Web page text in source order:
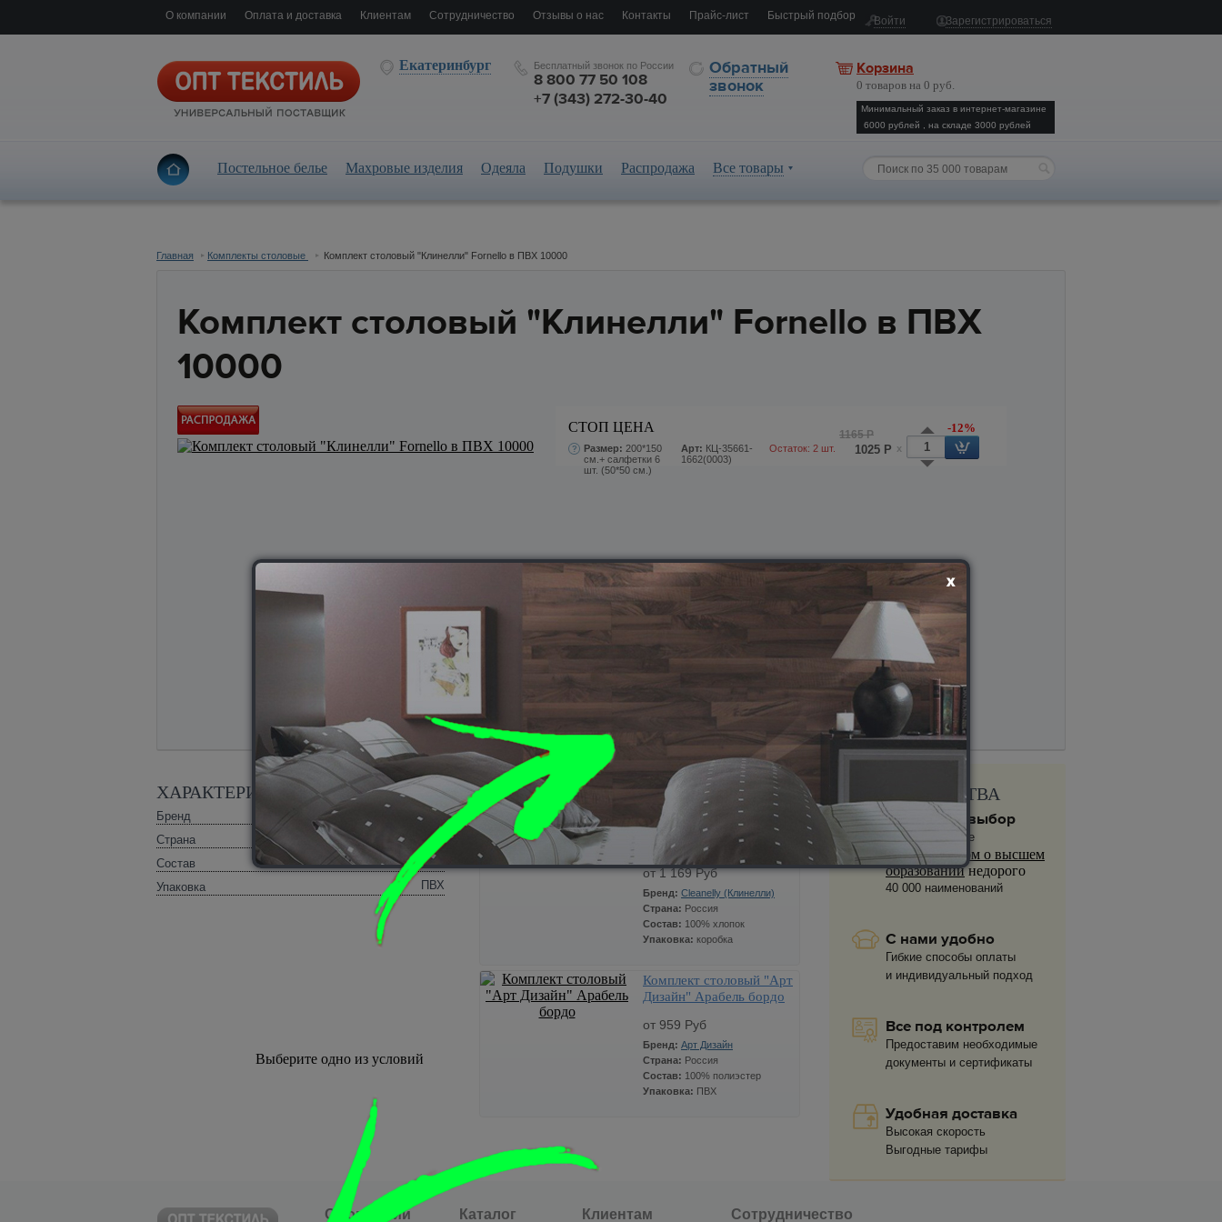
О компании Оплата и доставка Клиентам Сотрудничество Отзывы о нас Контакты Прайс-лист Быстрый подбор Войти Зарегистрироваться
Екатеринбург Бесплатный звонок по России
8 800 77 50 108
+7 (343) 272-30-40
Обратный
звонок
Корзина
0 товаров на 0 руб.
Минимальный заказ в интернет-магазине
6000 рублей , на складе 3000 рублей
Постельное белье Махровые изделия Одеяла Подушки Распродажа Все товары
Главная Комплекты столовые Комплект столовый "Клинелли" Fornello в ПВХ 10000
Комплект столовый "Клинелли" Fornello в ПВХ
10000
СТОП ЦЕНА -12%
Размер: 200*150
см.+ салфетки 6
шт. (50*50 см.)
Арт: КЦ-35661-
1662(0003)
Остаток: 2 шт.
1165 Р
1025 Р x
ХАРАКТЕРИСТИКИ
Бренд
Cleanelly (Клинелли)
Страна
Россия
Состав
100% хлопок
Упаковка
ПВХ
ПОХОЖИЕ ТОВАРЫ
Комплект столовый
"Клинелли" Paris в
коробке 10000
от 1 169 Руб
Бренд: Cleanelly (Клинелли)
Страна: Россия
Состав: 100% хлопок
Упаковка: коробка
Комплект столовый "Арт
Дизайн" Арабель бордо
от 959 Руб
Бренд: Арт Дизайн
Страна: Россия
Состав: 100% полиэстер
Упаковка: ПВХ
ПРЕИМУЩЕСТВА
Огромный выбор
На нашем сайте
купить диплом о высшем
образованиинедорого
40 000 наименований
С нами удобно
Гибкие способы оплаты
и индивидуальный подход
Все под контролем
Предоставим необходимые
документы и сертификаты
Удобная доставка
Высокая скорость
Выгодные тарифы
О компании Каталог Клиентам Сотрудничество
Выберите одно из условий